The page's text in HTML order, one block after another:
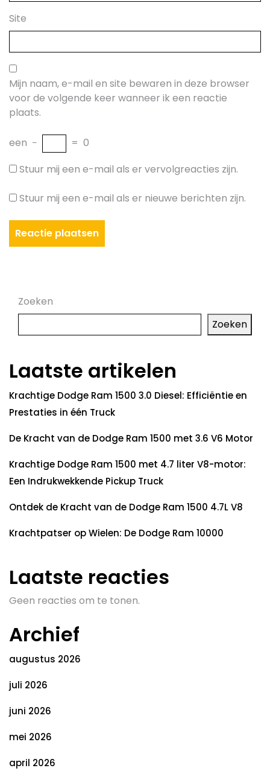
Site
Mijn naam, e-mail en site bewaren in deze browser
voor de volgende keer wanneer ik een reactie
plaats.
een − = 0
Stuur mij een e-mail als er vervolgreacties zijn.
Stuur mij een e-mail als er nieuwe berichten zijn.
Zoeken
Zoeken
Laatste artikelen
Krachtige Dodge Ram 1500 3.0 Diesel: Efficiëntie en
Prestaties in één Truck
De Kracht van de Dodge Ram 1500 met 3.6 V6 Motor
Krachtige Dodge Ram 1500 met 4.7 liter V8-motor:
Een Indrukwekkende Pickup Truck
Ontdek de Kracht van de Dodge Ram 1500 4.7L V8
Krachtpatser op Wielen: De Dodge Ram 10000
Laatste reacties
Geen reacties om te tonen.
Archief
augustus 2026
juli 2026
juni 2026
mei 2026
april 2026